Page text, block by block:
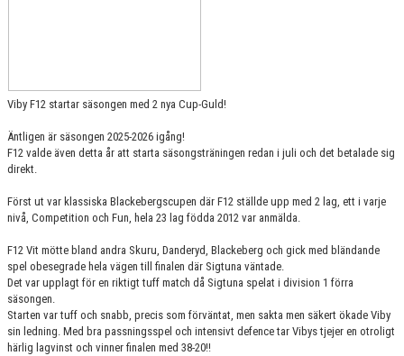
Viby F12 startar säsongen med 2 nya Cup-Guld!
Äntligen är säsongen 2025-2026 igång!
F12 valde även detta år att starta säsongsträningen redan i juli och det betalade sig
direkt.
Först ut var klassiska Blackebergscupen där F12 ställde upp med 2 lag, ett i varje
nivå, Competition och Fun, hela 23 lag födda 2012 var anmälda.
F12 Vit mötte bland andra Skuru, Danderyd, Blackeberg och gick med bländande
spel obesegrade hela vägen till finalen där Sigtuna väntade.
Det var upplagt för en riktigt tuff match då Sigtuna spelat i division 1 förra
säsongen.
Starten var tuff och snabb, precis som förväntat, men sakta men säkert ökade Viby
sin ledning. Med bra passningsspel och intensivt defence tar Vibys tjejer en otroligt
härlig lagvinst och vinner finalen med 38-20!!